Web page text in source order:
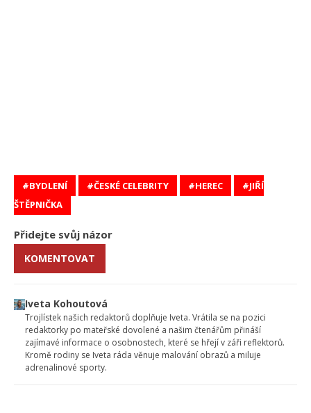
BYDLENÍ ČESKÉ CELEBRITY HEREC
JIŘÍ
ŠTĚPNIČKA
Přidejte svůj názor
KOMENTOVAT
Iveta Kohoutová
Trojlístek našich redaktorů doplňuje Iveta. Vrátila se na pozici
redaktorky po mateřské dovolené a našim čtenářům přináší
zajímavé informace o osobnostech, které se hřejí v záři reflektorů.
Kromě rodiny se Iveta ráda věnuje malování obrazů a miluje
adrenalinové sporty.